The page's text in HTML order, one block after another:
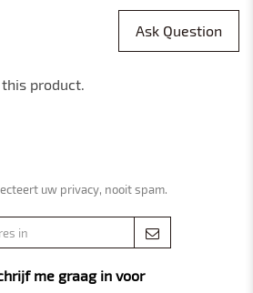
Ask Question
product.
uw privacy, nooit spam.
me graag in voor